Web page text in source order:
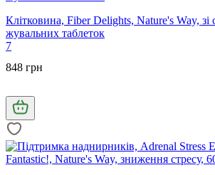
Клітковина, Fiber Delights, Nature's Way, зі
жувальних таблеток
7
848 грн